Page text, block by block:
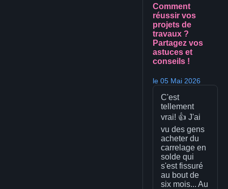
Comment
réussir vos
projets de
travaux ?
Partagez vos
astuces et
conseils !
le 05 Mai 2026
C'est
tellement
vrai! 👍 J'ai
vu des gens
acheter du
carrelage en
solde qui
s'est fissuré
au bout de
six mois... Au